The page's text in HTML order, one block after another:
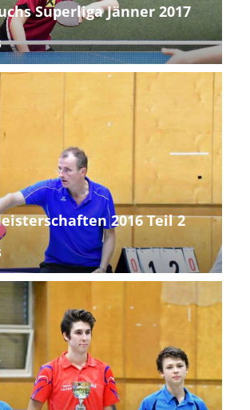
Superliga Jänner 2017
2016 Teil 2